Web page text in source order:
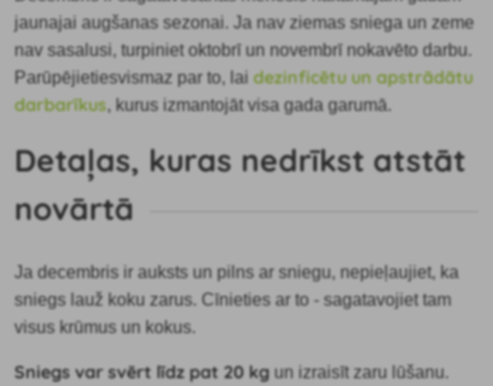
jaunajai augšanas sezonai. Ja nav ziemas sniega un zeme
nav sasalusi, turpiniet oktobrī un novembrī nokavēto darbu.
Parūpējietiesvismaz par to, laidezinficētu un apstrādātu
darbarīkus, kurus izmantojāt visa gada garumā.
Detaļas, kuras nedrīkst atstāt
novārtā
Ja decembris ir auksts un pilns ar sniegu, nepieļaujiet, ka
sniegs lauž koku zarus. Cīnieties ar to - sagatavojiet tam
visus krūmus un kokus.
Sniegs var svērt līdz pat 20 kgun izraisīt zaru lūšanu.